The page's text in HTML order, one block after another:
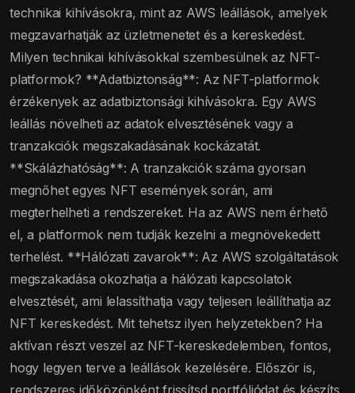
technikai kihívásokra, mint az AWS leállások, amelyek
megzavarhatják az üzletmenetet és a kereskedést.
Milyen technikai kihívásokkal szembesülnek az NFT-
platformok? **Adatbiztonság**: Az NFT-platformok
érzékenyek az adatbiztonsági kihívásokra. Egy AWS
leállás növelheti az adatok elvesztésének vagy a
tranzakciók megszakadásának kockázatát.
**Skálázhatóság**: A tranzakciók száma gyorsan
megnőhet egyes NFT események során, ami
megterhelheti a rendszereket. Ha az AWS nem érhető
el, a platformok nem tudják kezelni a megnövekedett
terhelést. **Hálózati zavarok**: Az AWS szolgáltatások
megszakadása okozhatja a hálózati kapcsolatok
elvesztését, ami lelassíthatja vagy teljesen leállíthatja az
NFT kereskedést. Mit tehetsz ilyen helyzetekben? Ha
aktívan részt veszel az NFT-kereskedelemben, fontos,
hogy legyen terve a leállások kezelésére. Először is,